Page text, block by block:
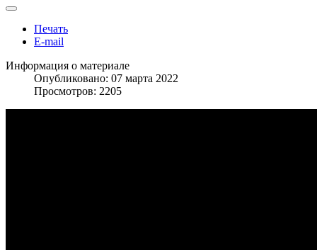
Печать
E-mail
Информация о материале
Опубликовано: 07 марта 2022
Просмотров: 2205